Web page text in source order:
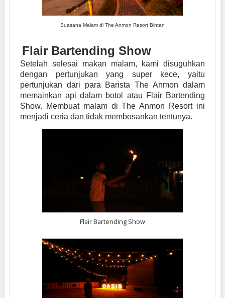
Suasana Malam di The Anmon Resort Bintan
Flair Bartending Show
Setelah selesai makan malam, kami disuguhkan
dengan pertunjukan yang super kece, yaitu
pertunjukan dari para Barista The Anmon dalam
memainkan api dalam botol atau Flair Bartending
Show. Membuat malam di The Anmon Resort ini
menjadi ceria dan tidak membosankan tentunya.
Flair Bartending Show